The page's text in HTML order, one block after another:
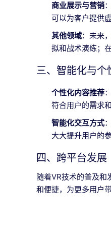
商业展示与营销
可以为客户提供
其他领域：未来
拟和战术演练；
三、智能化与个
个性化内容推荐
符合用户的需求
智能化交互方式
大大提升用户的
四、跨平台发展
随着VR技术的普及和
和便捷，为更多用户